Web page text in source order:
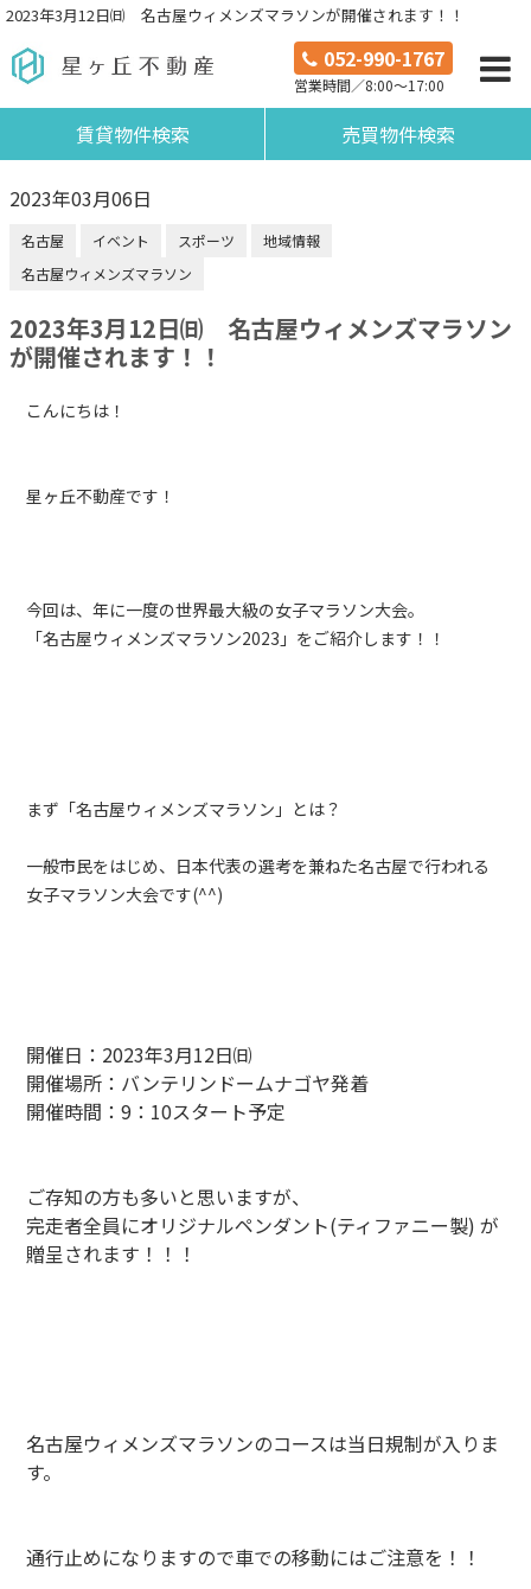
2023年3月12日㈰ 名古屋ウィメンズマラソンが開催されます！！
052-990-1767
営業時間／8:00～17:00
賃貸物件検索 売買物件検索
2023年03月06日
名古屋 イベント スポーツ
地域情報
名古屋ウィメンズマラソン
2023年3月12日㈰ 名古屋ウィメンズマラソン
が開催されます！！
こんにちは！
星ヶ丘不動産です！
今回は、年に一度の世界最大級の女子マラソン大会。
「名古屋ウィメンズマラソン2023」をご紹介します！！
まず「名古屋ウィメンズマラソン」とは？
一般市民をはじめ、日本代表の選考を兼ねた名古屋で行われる
女子マラソン大会です(^^)
開催日：2023年3月12日㈰
開催場所：バンテリンドームナゴヤ発着
開催時間：9：10スタート予定
ご存知の方も多いと思いますが、
完走者全員にオリジナルペンダント(ティファニー製) が
贈呈されます！！！
名古屋ウィメンズマラソンのコースは当日規制が入りま
す。
通行止めになりますので車での移動にはご注意を！！